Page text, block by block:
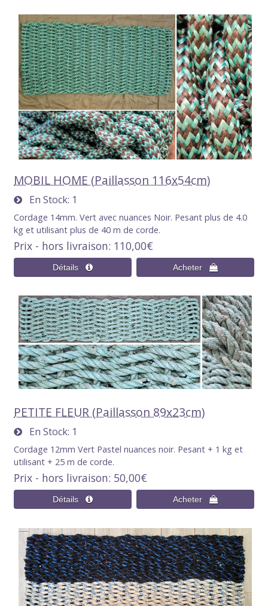
MOBIL HOME (Paillasson 116x54cm)
En Stock 1
Cordage 14mm. Vert avec nuances Noir. Pesant plus de 4.0
kg et utilisant plus de 40 m de corde.
Prix - hors livraison 110,00€
PETITE FLEUR (Paillasson 89x23cm)
En Stock 1
Cordage 12mm Vert Pastel nuances noir. Pesant + 1 kg et
utilisant + 25 m de corde.
Prix - hors livraison 50,00€